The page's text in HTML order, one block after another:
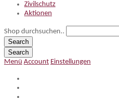
Zivilschutz
Aktionen
Shop durchsuchen..
Search
Search
Menü Account Einstellungen